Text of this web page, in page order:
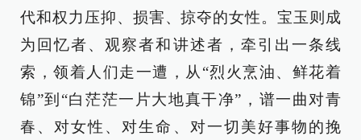
代和权力压抑、损害、掠夺的女性。宝玉则成
为回忆者、观察者和讲述者，牵引出一条线
索，领着人们走一遭，从“烈火烹油、鲜花着
锦”到“白茫茫一片大地真干净”，谱一曲对青
春、对女性、对生命、对一切美好事物的挽